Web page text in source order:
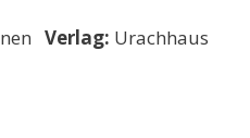
Verlag: Urachhaus